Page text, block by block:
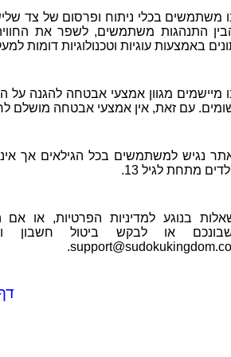
התנהגות משתמשים, לשפר את
באמצעות עוגיות וטכנולוגיות
מיישמים מגוון אמצעי אבטחה להגנה
עם זאת, אין אמצעי אבטחה מושלם
נגיש למשתמשים בכל הגילאים אך אינו
מתחת לגיל 13.
בנוגע למדיניות הפרטיות, או
או לבקש ביטול חשבון